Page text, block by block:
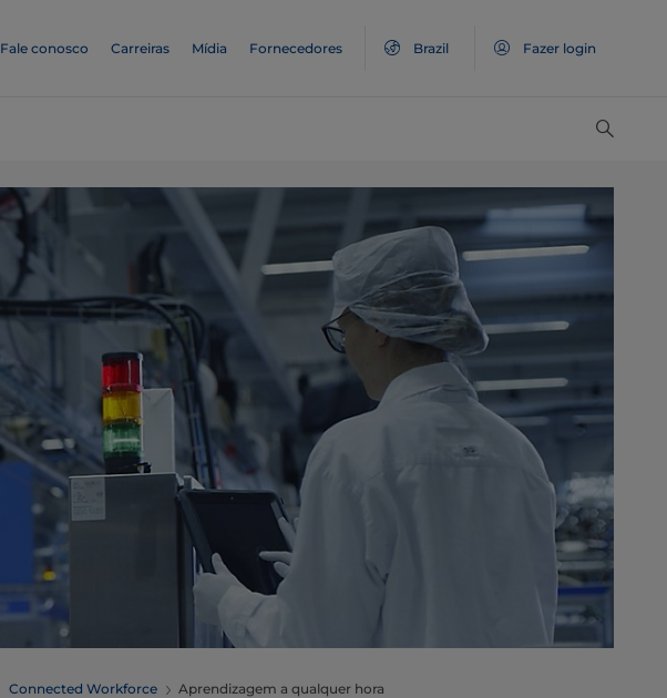
Fale conosco Carreiras Mídia Fornecedores Brazil Fazer login
Connected Workforce Aprendizagem a qualquer hora